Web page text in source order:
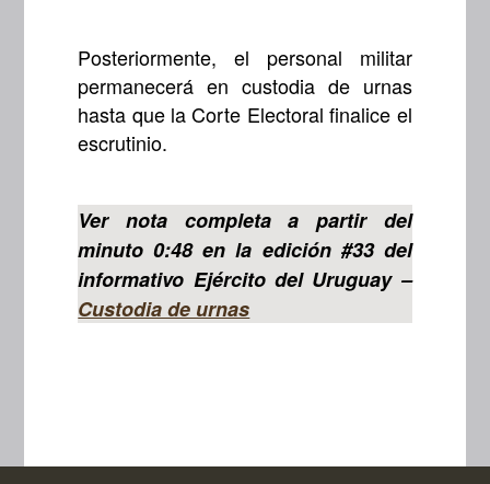
Posteriormente, el personal militar
permanecerá en custodia de urnas
hasta que la Corte Electoral finalice el
escrutinio.
Ver nota completa a partir del
minuto 0:48 en la edición #33 del
informativo Ejército del Uruguay –
Custodia de urnas